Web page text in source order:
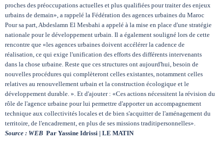
proches des préoccupations actuelles et plus qualifiées pour traiter des enjeux
urbains de demain», a rappelé la Fédération des agences urbaines du Maroc
Pour sa part, Abdeslamn El Mesbahi a appelé à la mise en place d'une stratégie
nationale pour le développement urbain. Il a également souligné lors de cette
rencontre que «les agences urbaines doivent accélérer la cadence de
réalisation, ce qui exige l'unification des efforts des différents intervenants
dans la chose urbaine. Reste que ces structures ont aujourd'hui, besoin de
nouvelles procédures qui complèteront celles existantes, notamment celles
relatives au renouvellement urbain et la construction écologique et le
développement durable. ». Et d'ajouter : «Ces actions nécessitent la révision du
rôle de l'agence urbaine pour lui permettre d'apporter un accompagnement
technique aux collectivités locales et de bien s'acquitter de l'aménagement du
territoire, de l'encadrement, en plus de ses missions traditipersonnelles».
Source : WEB Par Yassine Idrissi | LE MATIN